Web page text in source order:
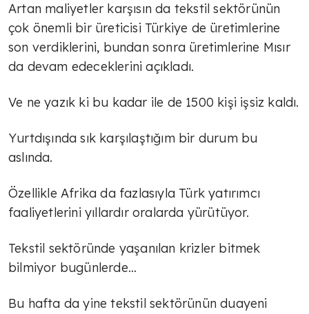
Artan maliyetler karşısın da tekstil sektörünün
çok önemli bir üreticisi Türkiye de üretimlerine
son verdiklerini, bundan sonra üretimlerine Mısır
da devam edeceklerini açıkladı.
Ve ne yazık ki bu kadar ile de 1500 kişi işsiz kaldı.
Yurtdışında sık karşılaştığım bir durum bu
aslında.
Özellikle Afrika da fazlasıyla Türk yatırımcı
faaliyetlerini yıllardır oralarda yürütüyor.
Tekstil sektöründe yaşanılan krizler bitmek
bilmiyor bugünlerde…
Bu hafta da yine tekstil sektörünün duayeni